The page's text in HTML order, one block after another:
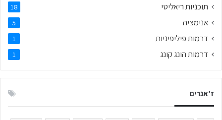
תוכניות ריאליטי 18
אנימציה 5
דרמות פיליפיניות 1
דרמות הונג קונג 1
ז’אנרים